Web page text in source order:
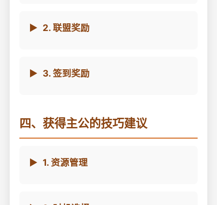
2. 联盟奖励
3. 签到奖励
四、获得主公的技巧建议
1. 资源管理